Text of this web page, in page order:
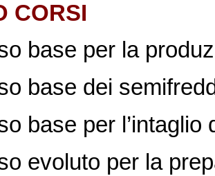
CORSI
base per la
base dei
base per l’intaglio
evoluto per la